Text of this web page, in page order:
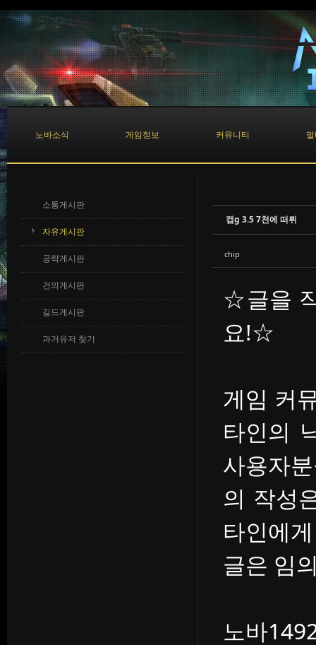
노바소식 게임정보 커뮤니티
소통게시판
자유게시판
공략게시판
건의게시판
길드게시판
과거유저 찾기
캡g 3.5 7천에 떠뤼
chip
☆글을
요!☆
게임 커
타인의
사용자
의 작성
타인에
글은 임
노바
Sketchbook5, 스케치북5
Sketchbook5, 스케치북5